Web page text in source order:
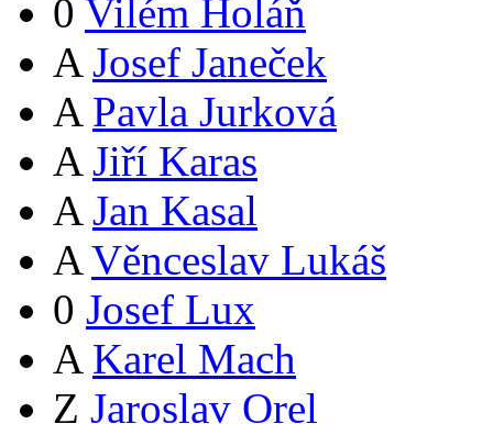
0 Vilém Holáň
A Josef Janeček
A Pavla Jurková
A Jiří Karas
A Jan Kasal
A Věnceslav Lukáš
0 Josef Lux
A Karel Mach
Z Jaroslav Orel